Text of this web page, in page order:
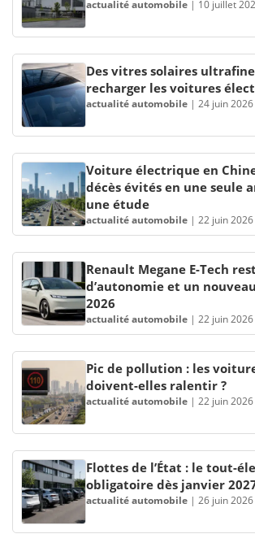
actualité automobile | 10 juillet
Des vitres solaires
recharger les voitures
actualité automobile | 24 juin 2026
Voiture électrique en
décès évités en une seule
une étude
actualité automobile | 22 juin 2026
Renault Megane E-Tech
d’autonomie et un
2026
actualité automobile | 22 juin 2026
Pic de pollution : les
doivent-elles ralentir ?
actualité automobile | 22 juin 2026
Flottes de l’État : le tout-
obligatoire dès janvier
actualité automobile | 26 juin 2026